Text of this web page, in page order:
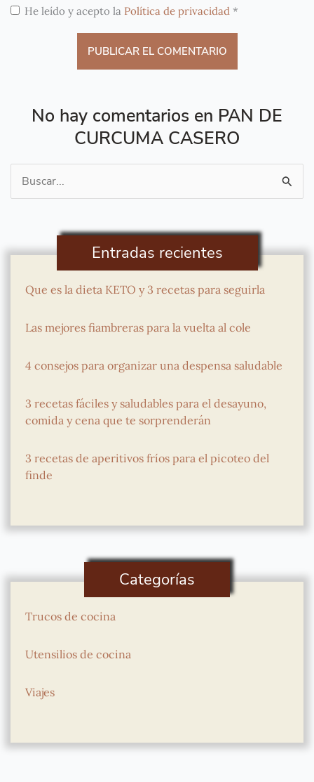
He leído y acepto la Política de privacidad *
No hay comentarios en PAN DE
CURCUMA CASERO
Buscar
por:
Entradas recientes
Que es la dieta KETO y 3 recetas para seguirla
Las mejores fiambreras para la vuelta al cole
4 consejos para organizar una despensa saludable
3 recetas fáciles y saludables para el desayuno,
comida y cena que te sorprenderán
3 recetas de aperitivos fríos para el picoteo del
finde
Categorías
Trucos de cocina
Utensilios de cocina
Viajes